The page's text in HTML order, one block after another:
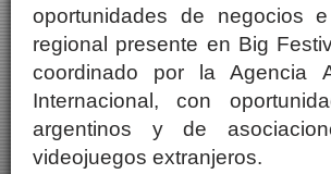
oportunidades de negocios
regional presente en Big
coordinado por la Agencia
Internacional, con
argentinos y de
videojuegos extranjeros.